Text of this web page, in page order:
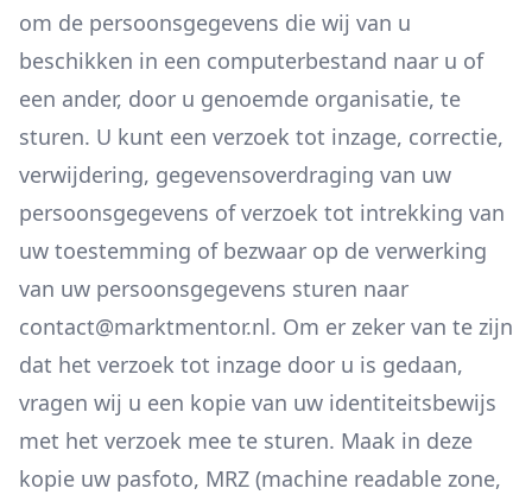
om de persoonsgegevens die wij van u
beschikken in een computerbestand naar u of
een ander, door u genoemde organisatie, te
sturen. U kunt een verzoek tot inzage, correctie,
verwijdering, gegevensoverdraging van uw
persoonsgegevens of verzoek tot intrekking van
uw toestemming of bezwaar op de verwerking
van uw persoonsgegevens sturen naar
contact@marktmentor.nl. Om er zeker van te zijn
dat het verzoek tot inzage door u is gedaan,
vragen wij u een kopie van uw identiteitsbewijs
met het verzoek mee te sturen. Maak in deze
kopie uw pasfoto, MRZ (machine readable zone,